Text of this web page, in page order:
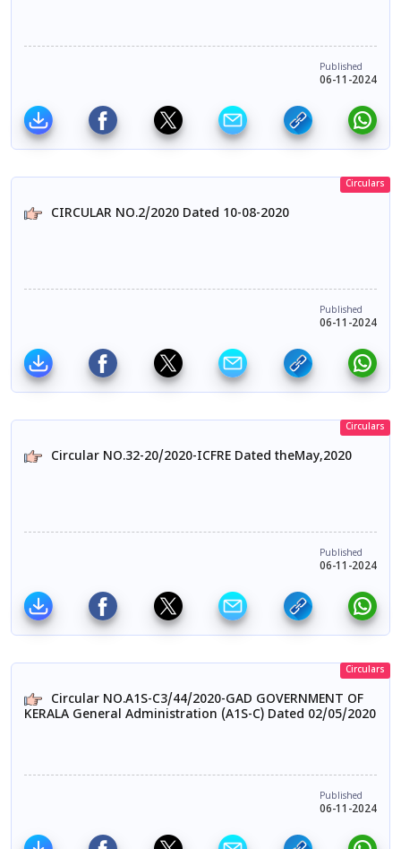
Published
06-11-2024
Circulars
CIRCULAR NO.2/2020 Dated 10-08-2020
Published
06-11-2024
Circulars
Circular NO.32-20/2020-ICFRE Dated theMay,2020
Published
06-11-2024
Circulars
Circular NO.A1S-C3/44/2020-GAD GOVERNMENT OF
KERALA General Administration (A1S-C) Dated 02/05/2020
Published
06-11-2024